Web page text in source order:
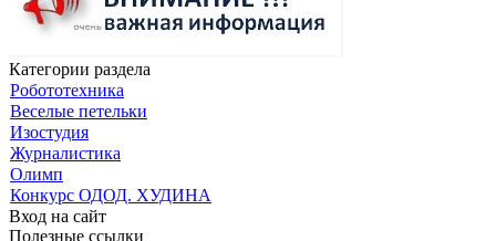
Категории раздела
Робототехника
Веселые петельки
Изостудия
Журналистика
Олимп
Конкурс ОДОД. ХУДИНА
Вход на сайт
Полезные ссылки